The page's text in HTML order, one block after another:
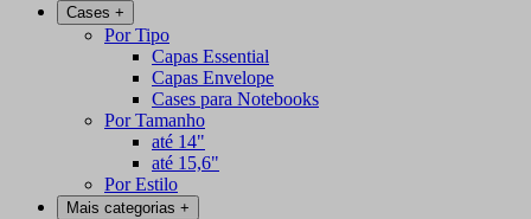
Cases +
Por Tipo
Capas Essential
Capas Envelope
Cases para Notebooks
Por Tamanho
até 14"
até 15,6"
Por Estilo
Mais categorias +